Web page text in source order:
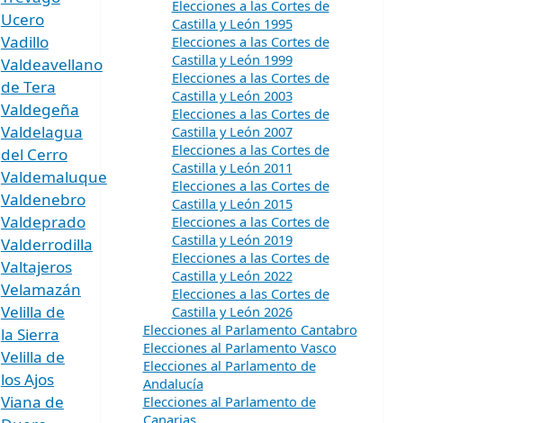
Ucero
Vadillo
Valdeavellano
de Tera
Valdegeña
Valdelagua
del Cerro
Valdemaluque
Valdenebro
Valdeprado
Valderrodilla
Valtajeros
Velamazán
Velilla de
la Sierra
Velilla de
los Ajos
Viana de
Elecciones a las Cortes de
Castilla y León 1995
Elecciones a las Cortes de
Castilla y León 1999
Elecciones a las Cortes de
Castilla y León 2003
Elecciones a las Cortes de
Castilla y León 2007
Elecciones a las Cortes de
Castilla y León 2011
Elecciones a las Cortes de
Castilla y León 2015
Elecciones a las Cortes de
Castilla y León 2019
Elecciones a las Cortes de
Castilla y León 2022
Elecciones a las Cortes de
Castilla y León 2026
Elecciones al Parlamento Cantabro
Elecciones al Parlamento Vasco
Elecciones al Parlamento de
Andalucía
Elecciones al Parlamento de
Canarias